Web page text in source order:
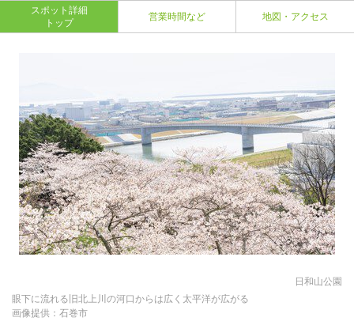
スポット詳細
トップ
営業時間など 地図・アクセス
日和山公園
眼下に流れる旧北上川の河口からは広く太平洋が広がる
画像提供：石巻市